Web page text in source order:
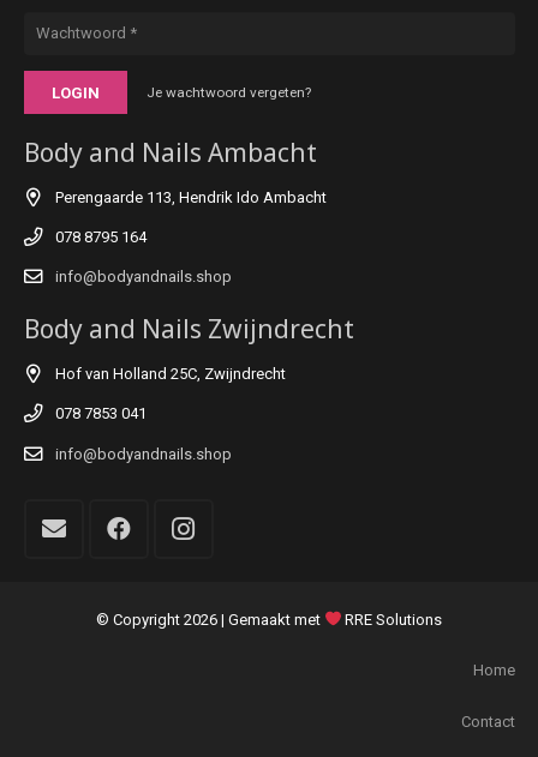
LOGIN Je wachtwoord vergeten?
Body and Nails Ambacht
Perengaarde 113, Hendrik Ido Ambacht
078 8795 164
info@bodyandnails.shop
Body and Nails Zwijndrecht
Hof van Holland 25C, Zwijndrecht
078 7853 041
info@bodyandnails.shop
© Copyright 2026 | Gemaakt met RRE Solutions
Home
Contact